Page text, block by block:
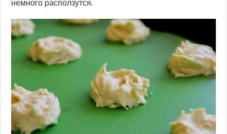
немного расползутся.